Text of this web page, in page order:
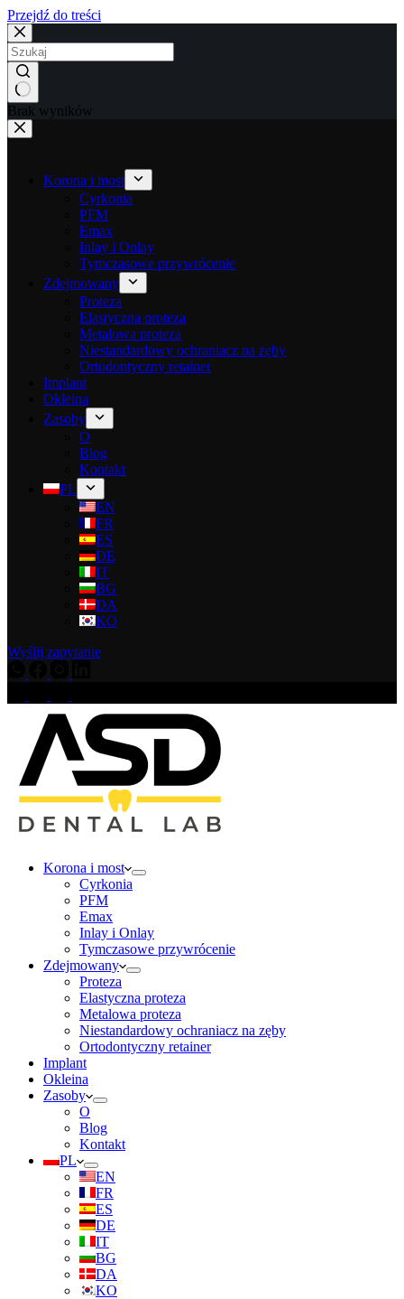
Przejdź do treści
Brak wyników
Korona i most
Cyrkonia
PFM
Emax
Inlay i Onlay
Tymczasowe przywrócenie
Zdejmowany
Proteza
Elastyczna proteza
Metalowa proteza
Niestandardowy ochraniacz na zęby
Ortodontyczny retainer
Implant
Okleina
Zasoby
O
Blog
Kontakt
PL
EN
FR
ES
DE
IT
BG
DA
KO
Wyślij zapytanie
Korona i most
Cyrkonia
PFM
Emax
Inlay i Onlay
Tymczasowe przywrócenie
Zdejmowany
Proteza
Elastyczna proteza
Metalowa proteza
Niestandardowy ochraniacz na zęby
Ortodontyczny retainer
Implant
Okleina
Zasoby
O
Blog
Kontakt
PL
EN
FR
ES
DE
IT
BG
DA
KO